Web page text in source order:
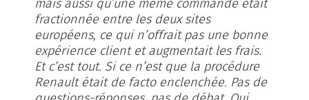
mais aussi qu’une même commande était
fractionnée entre les deux sites
européens, ce qui n’offrait pas une bonne
expérience client et augmentait les frais.
Et c’est tout. Si ce n’est que la procédure
Renault était de facto enclenchée. Pas de